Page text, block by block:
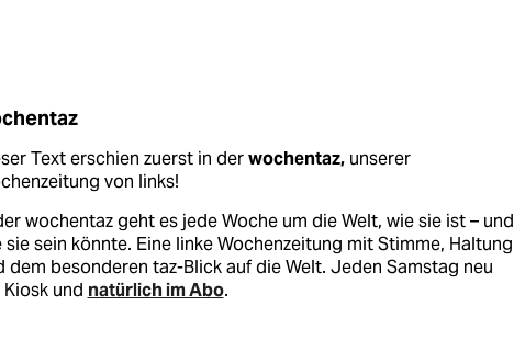
Text erschien zuerst in derwochentaz,unserer
von links!
wochentaz geht es jede Woche um die Welt, wie sie ist – und
sie sein könnte. Eine linke Wochenzeitung mit Stimme, Haltung
dem besonderen taz-Blick auf die Welt. Jeden Samstag neu
Kiosk und natürlich im Abo.